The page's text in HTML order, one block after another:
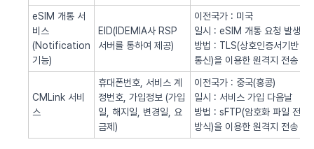
eSIM 개통 서
비스
(Notification
기능)
EID(IDEMIA사 RSP
서버를 통하여 제공)
이전국가 : 미국
일시 : eSIM 개통 요청 발생시
방법 : TLS(상호인증서기반
통신)을 이용한 원격지 전송
CMLink 서비
스
휴대폰번호, 서비스 계
정번호, 가입정보 (가입
일, 해지일, 변경일, 요
금제)
이전국가 : 중국(홍콩)
일시 : 서비스 가입 다음날
방법 : sFTP(암호화 파일 전송
방식)을 이용한 원격지 전송